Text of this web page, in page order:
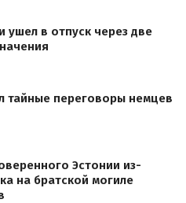
ушел в отпуск через две
тайные переговоры немцев
Эстонии из-
на братской могиле